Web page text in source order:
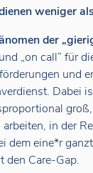
weniger
der
„on call“ für
und
Dabei
in der
dem eine*r
den Care-Gap.